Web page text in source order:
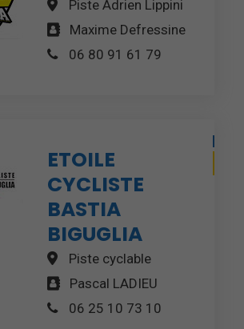
Piste Adrien Lippini
Maxime Defressine
06 80 91 61 79
ETOILE
CYCLISTE
BASTIA
BIGUGLIA
Piste cyclable
Pascal LADIEU
06 25 10 73 10